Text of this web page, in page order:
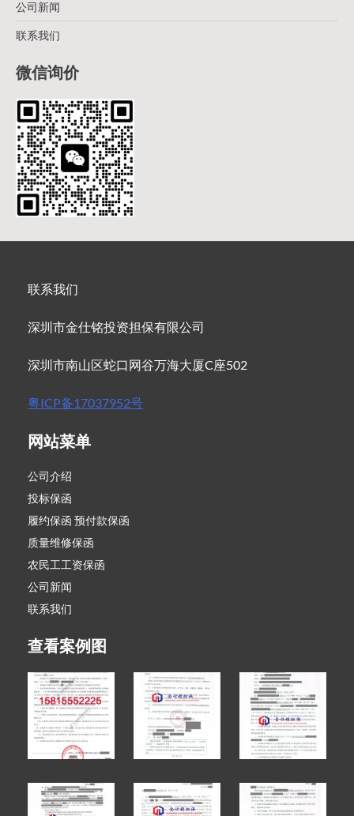
公司新闻
联系我们
微信询价
联系我们
深圳市金仕铭投资担保有限公司
深圳市南山区蛇口网谷万海大厦C座502
粤ICP备17037952号
网站菜单
公司介绍
投标保函
履约保函 预付款保函
质量维修保函
农民工工资保函
公司新闻
联系我们
查看案例图